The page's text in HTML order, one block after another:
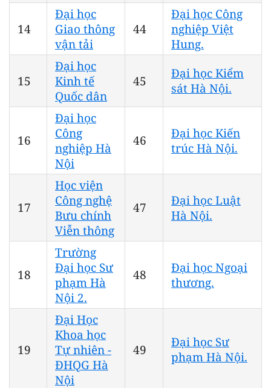
14
Đại học
Giao thông
vận tải
44
Đại học Công
nghiệp Việt
Hung.
15
Đại học
Kinh tế
Quốc dân
45
Đại học Kiểm
sát Hà Nội.
16
Đại học
Công
nghiệp Hà
Nội
46
Đại học Kiến
trúc Hà Nội.
17
Học viện
Công nghệ
Bưu chính
Viễn thông
47
Đại học Luật
Hà Nội.
18
Trường
Đại học Sư
phạm Hà
Nội 2.
48
Đại học Ngoại
thương.
19
Đại Học
Khoa học
Tự nhiên -
ĐHQG Hà
Nội
49
Đại học Sư
phạm Hà Nội.